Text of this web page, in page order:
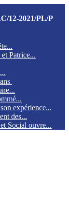
12-2021/PL/P
Patrice...
expérience...
des...
Social ouvre...